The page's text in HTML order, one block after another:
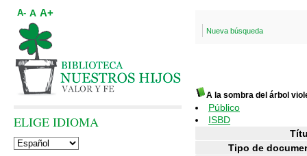
Nueva búsqueda
A la sombra del árbol
Público
ISBD
Tipo de
A- A A+
ELIGE IDIOMA